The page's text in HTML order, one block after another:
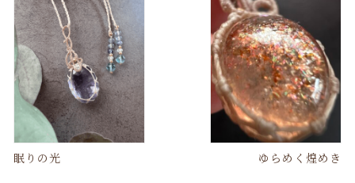
眠りの光 ゆらめく煌めき